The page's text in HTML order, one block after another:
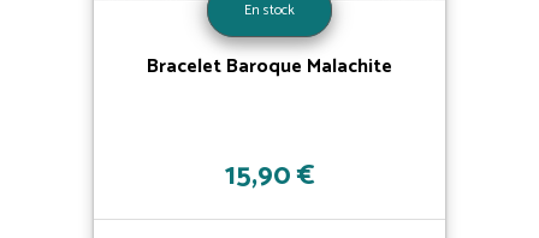
En stock
Bracelet Baroque Malachite
15,90 €